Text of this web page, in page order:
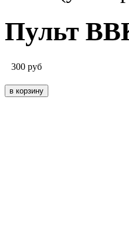
Пульт
300 руб